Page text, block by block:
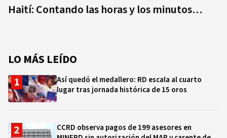
Haití: Contando las horas y los minutos…
LO MÁS LEÍDO
Así quedó el medallero: RD escala al cuarto
lugar tras jornada histórica de 15 oros
CCRD observa pagos de 199 asesores en